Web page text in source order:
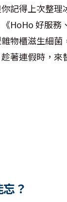
記得上次整
HoHo 好服務
物櫃滋生細
著連假時，來
？